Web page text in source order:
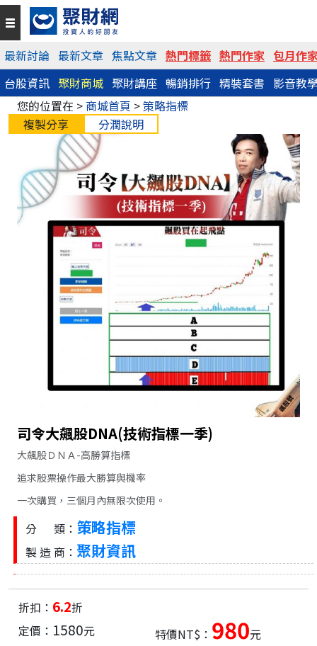
最新討論 最新文章 焦點文章 熱門標籤 熱門作家 包月作
台股資訊 聚財商城 聚財講座 暢銷排行 精裝套書 影音教
您的位置在 > 商城首頁 >策略指標
複製分享
分潤說明
司令大飆股DNA(技術指標一季)
大飆股ＤＮＡ-高勝算指標
追求股票操作最大勝算與機率
一次購買，三個月內無限次使用。
分 類： 策略指標
製 造 商： 聚財資訊
折扣： 6.2折
定價： 1580元 特價NT$： 980元